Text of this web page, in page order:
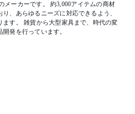
約3,000アイテムの商材
、あらゆるニーズに対応できるよう、
で、時代の変
発を行っています。